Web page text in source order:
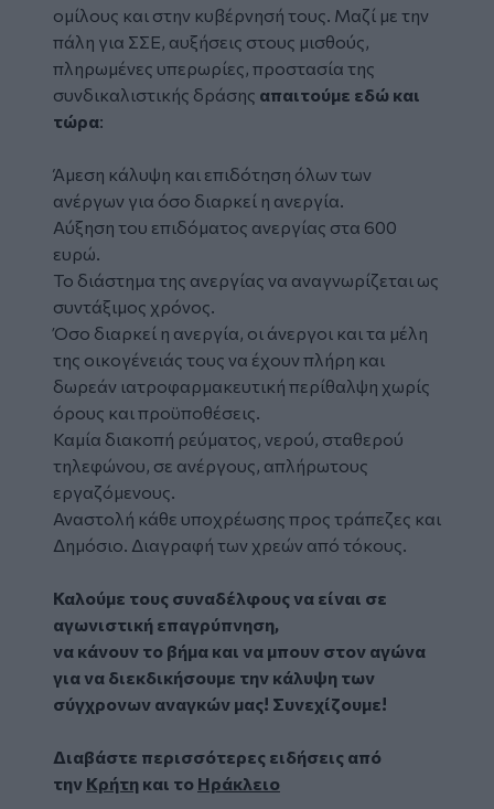
ομίλους και στην κυβέρνησή τους. Μαζί με την
πάλη για ΣΣΕ, αυξήσεις στους μισθούς,
πληρωμένες υπερωρίες, προστασία της
συνδικαλιστικής δράσης απαιτούμε εδώ και
τώρα:
Άμεση κάλυψη και επιδότηση όλων των
ανέργων για όσο διαρκεί η ανεργία.
Αύξηση του επιδόματος ανεργίας στα 600
ευρώ.
Το διάστημα της ανεργίας να αναγνωρίζεται ως
συντάξιμος χρόνος.
Όσο διαρκεί η ανεργία, οι άνεργοι και τα μέλη
της οικογένειάς τους να έχουν πλήρη και
δωρεάν ιατροφαρμακευτική περίθαλψη χωρίς
όρους και προϋποθέσεις.
Καμία διακοπή ρεύματος, νερού, σταθερού
τηλεφώνου, σε ανέργους, απλήρωτους
εργαζόμενους.
Αναστολή κάθε υποχρέωσης προς τράπεζες και
Δημόσιο. Διαγραφή των χρεών από τόκους.
Καλούμε τους συναδέλφους να είναι σε
αγωνιστική επαγρύπνηση,
να κάνουν το βήμα και να μπουν στον αγώνα
για να διεκδικήσουμε την κάλυψη των
σύγχρονων αναγκών μας! Συνεχίζουμε!
Διαβάστε περισσότερες ειδήσεις από
την Κρήτη και το Ηράκλειο